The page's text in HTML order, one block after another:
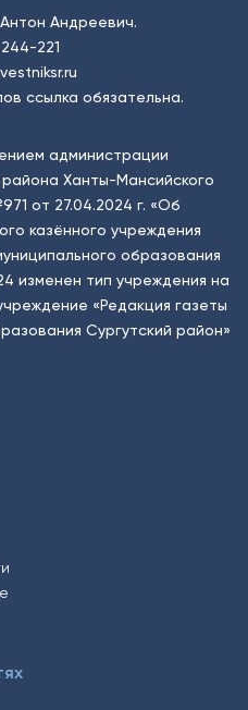
Андреевич.
221
ссылка обязательна.
администрации
района Ханты-Мансийского
от 27.04.2024 г. «Об
казённого учреждения
образования
изменен тип учреждения на
«Редакция газеты
Сургутский район»